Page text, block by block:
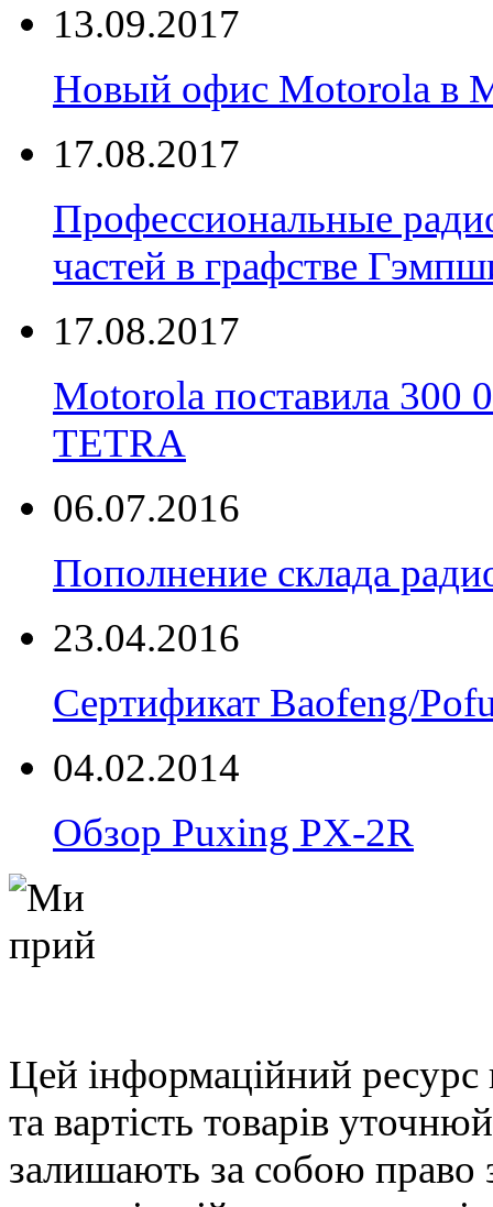
13.09.2017
Новый офис Motorola в
17.08.2017
Профессиональные
частей в графстве
17.08.2017
Motorola поставила
TETRA
06.07.2016
Пополнение склада
23.04.2016
Сертификат Baofeng/
04.02.2014
Обзор Puxing PX-2R
Цей інформаційний
та вартість товарів
залишають за собою право